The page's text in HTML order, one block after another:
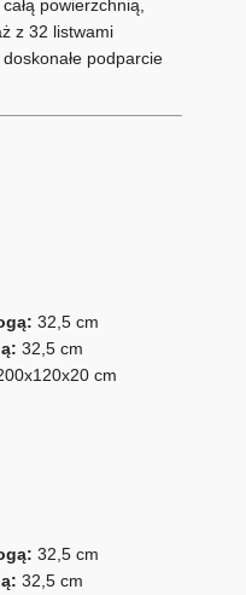
powierzchnią,
z 32 listwami
podparcie
32,5 cm
32,5 cm
cm
32,5 cm
32,5 cm